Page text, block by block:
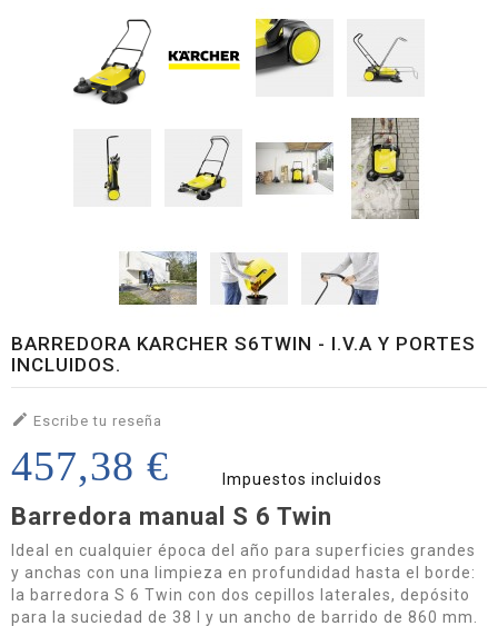
BARREDORA KARCHER S6TWIN - I.V.A Y PORTES
INCLUIDOS.
 Escribe tu reseña
457,38 € Impuestos incluidos
Barredora manual S 6 Twin
Ideal en cualquier época del año para superficies grandes
y anchas con una limpieza en profundidad hasta el borde:
la barredora S 6 Twin con dos cepillos laterales, depósito
para la suciedad de 38 l y un ancho de barrido de 860 mm.